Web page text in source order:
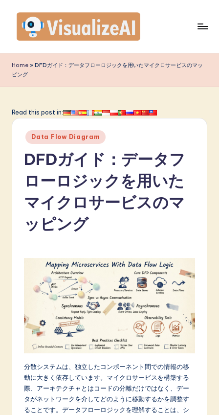
content
is
u
li
A
Home » DFDガイド：データフローロジックを用いたマイクロサービスのマッ
ピング
Read this post in:
Posted
in
Data Flow Diagram
DFDガイド：データフ
ローロジックを用いた
マイクロサービスのマ
ッピング
分散システムは、独立したコンポーネント間での情報の移
動に大きく依存しています。マイクロサービスを構築する
際、アーキテクチャとはコードの分離だけではなく、デー
タがネットワークを介してどのように移動するかを調整す
ることです。データフローロジックを理解することは、シ